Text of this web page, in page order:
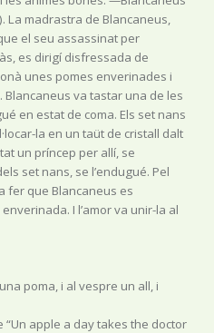
La madrastra de Blancaneus,
el seu assassinat per
es dirigí disfressada de
unes pomes enverinades i
va tastar una de les
en estat de coma. Els set nans
la en un taüt de cristall dalt
un príncep per allí, se
set nans, se l’endugué. Pel
fer que Blancaneus es
I l’amor va unir-la al
poma, i al vespre un all, i
apple a day takes the doctor